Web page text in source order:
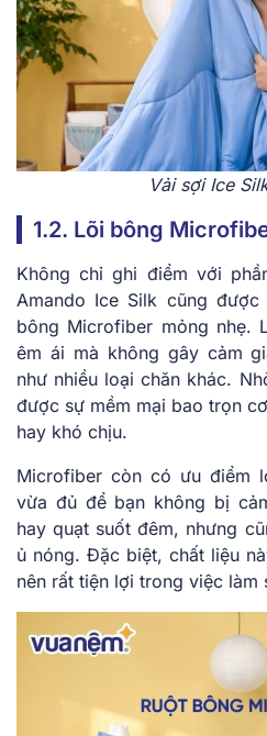
Vải sợi Ice
1.2. Lõi bông
Không chỉ ghi điểm với
Amando Ice Silk cũng
bông Microfiber mỏng nhẹ.
êm ái mà không gây cảm
như nhiều loại chăn khác.
được sự mềm mại bao trọn
hay khó chịu.
Microfiber còn có ưu điểm
vừa đủ để bạn không bị
hay quạt suốt đêm, nhưng
ủ nóng. Đặc biệt, chất liệu
nên rất tiện lợi trong việc làm